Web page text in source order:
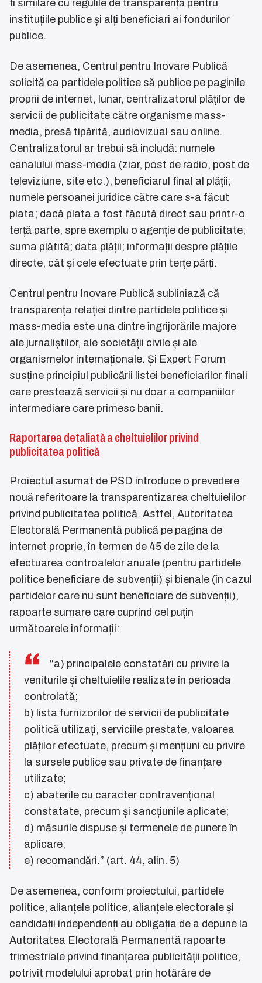
fi similare cu regulile de transparență pentru
instituțiile publice și alți beneficiari ai fondurilor
publice.
De asemenea, Centrul pentru Inovare Publică
solicită ca partidele politice să publice pe paginile
proprii de internet, lunar, centralizatorul plăților de
servicii de publicitate către organisme mass-
media, presă tipărită, audiovizual sau online.
Centralizatorul ar trebui să includă: numele
canalului mass-media (ziar, post de radio, post de
televiziune, site etc.), beneficiarul final al plății;
numele persoanei juridice către care s-a făcut
plata; dacă plata a fost făcută direct sau printr-o
terță parte, spre exemplu o agenție de publicitate;
suma plătită; data plății; informații despre plățile
directe, cât și cele efectuate prin terțe părți.
Centrul pentru Inovare Publică subliniază că
transparența relației dintre partidele politice și
mass-media este una dintre îngrijorările majore
ale jurnaliștilor, ale societății civile și ale
organismelor internaționale. Și Expert Forum
susține principiul publicării listei beneficiarilor finali
care prestează servicii și nu doar a companiilor
intermediare care primesc banii.
Raportarea detaliată a cheltuielilor privind
publicitatea politică
Proiectul asumat de PSD introduce o prevedere
nouă referitoare la transparentizarea cheltuielilor
privind publicitatea politică. Astfel, Autoritatea
Electorală Permanentă publică pe pagina de
internet proprie, în termen de 45 de zile de la
efectuarea controalelor anuale (pentru partidele
politice beneficiare de subvenții) și bienale (în cazul
partidelor care nu sunt beneficiare de subvenții),
rapoarte sumare care cuprind cel puțin
următoarele informații:
“a) principalele constatări cu privire la
veniturile și cheltuielile realizate în perioada
controlată;
b) lista furnizorilor de servicii de publicitate
politică utilizați, serviciile prestate, valoarea
plăților efectuate, precum și mențiuni cu privire
la sursele publice sau private de finanțare
utilizate;
c) abaterile cu caracter contravențional
constatate, precum și sancțiunile aplicate;
d) măsurile dispuse și termenele de punere în
aplicare;
e) recomandări.” (art. 44, alin. 5)
De asemenea, conform proiectului, partidele
politice, alianțele politice, alianțele electorale și
candidații independenți au obligația de a depune la
Autoritatea Electorală Permanentă rapoarte
trimestriale privind finanțarea publicității politice,
potrivit modelului aprobat prin hotărâre de